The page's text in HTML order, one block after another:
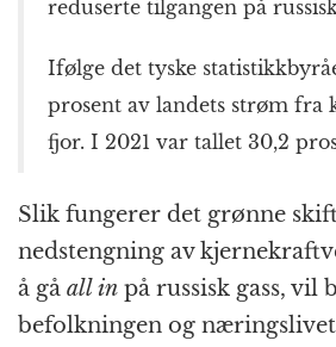
reduserte tilgangen på russisk
Ifølge det tyske
prosent av landets strøm
fjor. I 2021 var tallet 30,2
Slik fungerer det grønne
nedstengning av
å gå all in på russisk gass,
befolkningen og